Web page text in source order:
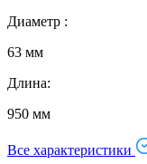
Диаметр :
63 мм
Длина:
950 мм
Все характеристики